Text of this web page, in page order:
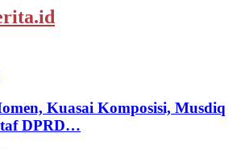
Kuasai Komposisi, Musdiq
DPRD…